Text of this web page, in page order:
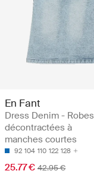
En Fant
Dress Denim - Robes
décontractées à
manches courtes
92 104 110 122 128
25.77 € 42.95 €